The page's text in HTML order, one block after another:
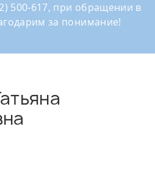
500-617, при обращении в
за понимание!